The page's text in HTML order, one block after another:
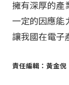
擁有深厚的產
一定的因應能
讓我國在電子
責任編輯：黃金倪